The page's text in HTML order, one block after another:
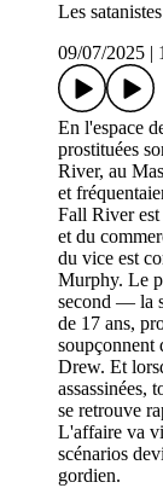
Les
09/07/2025
En l'espace
prostituées
River, au
et
Fall River
et du
du vice est
Murphy. Le
second ― la
de 17 ans,
soupçonnent
Drew. Et
assassinées,
se retrouve
L'affaire va
scénarios
gordien.